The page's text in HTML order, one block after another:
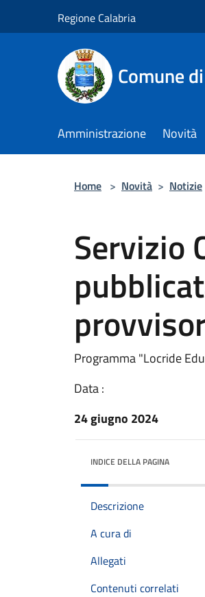
Regione Calabria
Comune
Amministrazione Novità
Home > Novità > Notizie
Servizio
Programma "Locride
Data :
24 giugno 2024
INDICE DELLA PAGINA
Descrizione
A cura di
Allegati
Contenuti correlati